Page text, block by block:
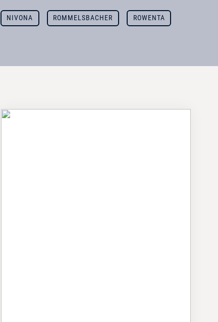
NIVONA ROMMELSBACHER ROWENTA